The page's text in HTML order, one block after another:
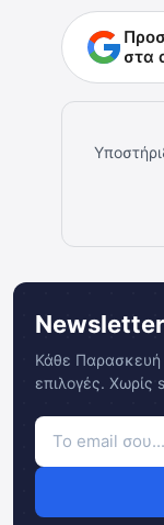
στα
Κάθε
επιλογές. Χωρίς